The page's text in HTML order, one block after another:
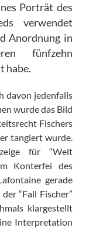
Porträt des
verwendet
Anordnung in
fünfzehn
habe.
davon jedenfalls
wurde das Bild
Fischers
tangiert wurde.
für “Welt
Konterfei des
gerade
“Fall Fischer”
klargestellt
Interpretation